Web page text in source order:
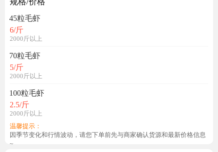
45粒毛虾
6/斤
2000斤以上
70粒毛虾
5/斤
2000斤以上
100粒毛虾
2.5/斤
2000斤以上
温馨提示：
因季节变化和行情波动，请您下单前先与商家确认货源和最新价格信息
~